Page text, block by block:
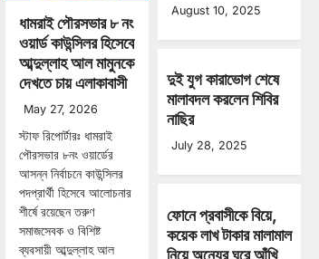
ধামরাই পৌরসভার ৮ নং
ওয়ার্ড কাউন্সিলর হিসেবে
আব্দুল্লাহ আল মামুনকে
দেখতে চায় এলাকাবাসী
May 27, 2026
স্টাফ রিপোর্টারঃ ধামরাই
পৌরসভার ৮নং ওয়ার্ডের
আসন্ন নির্বাচনে কাউন্সিলর
পদপ্রার্থী হিসেবে আলোচনার
শীর্ষে রয়েছেন তরুণ
সমাজসেবক ও বিশিষ্ট
ব্যবসায়ী আব্দুল্লাহ আল
August 10, 2025
দুই যুগ কারাভোগ শেষে
মালাবদল করলেন শিবির
নাছির
July 28, 2025
ফোনে প্রবাসীকে বিয়ে,
কয়েক লাখ টাকার মালামাল
নিয়ে অন্যের ঘরে আঁখি